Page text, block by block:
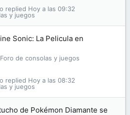
y juegos
Hoy a las 09:32
Sonic: La Pelicula en
Foro de consolas y juegos
y juegos
Hoy a las 08:32
de Pokémon Diamante se